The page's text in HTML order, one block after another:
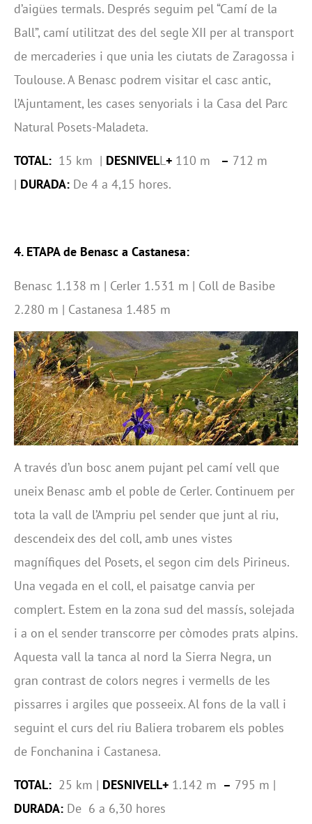
d’aigües termals. Després seguim pel “Camí de la
Ball”, camí utilitzat des del segle XII per al transport
de mercaderies i que unia les ciutats de Zaragossa i
Toulouse. A Benasc podrem visitar el casc antic,
l’Ajuntament, les cases senyorials i la Casa del Parc
Natural Posets-Maladeta.
TOTAL: 15 km | DESNIVELL+ 110 m – 712 m
| DURADA: De 4 a 4,15 hores.
4. ETAPA de Benasc a Castanesa:
Benasc 1.138 m | Cerler 1.531 m | Coll de Basibe
2.280 m | Castanesa 1.485 m
A través d’un bosc anem pujant pel camí vell que
uneix Benasc amb el poble de Cerler. Continuem per
tota la vall de l’Ampriu pel sender que junt al riu,
descendeix des del coll, amb unes vistes
magnífiques del Posets, el segon cim dels Pirineus.
Una vegada en el coll, el paisatge canvia per
complert. Estem en la zona sud del massís, solejada
i a on el sender transcorre per còmodes prats alpins.
Aquesta vall la tanca al nord la Sierra Negra, un
gran contrast de colors negres i vermells de les
pissarres i argiles que posseeix. Al fons de la vall i
seguint el curs del riu Baliera trobarem els pobles
de Fonchanina i Castanesa.
TOTAL: 25 km | DESNIVELL+ 1.142 m – 795 m |
DURADA: De 6 a 6,30 hores